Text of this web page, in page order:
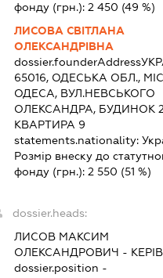
фонду (грн.): 2 450 (49 %)
ЛИСОВА СВІТЛАНА
ОЛЕКСАНДРІВНА
dossier.founderAddress
65016, ОДЕСЬКА ОБЛ.,
ОДЕСА, ВУЛ.НЕВСЬКОГО
ОЛЕКСАНДРА, БУДИНОК
КВАРТИРА 9
statements.nationality:
Розмір внеску до
фонду (грн.): 2 550 (51 %)
dossier.heads:
ЛИСОВ МАКСИМ
ОЛЕКСАНДРОВИЧ -
dossier.position -